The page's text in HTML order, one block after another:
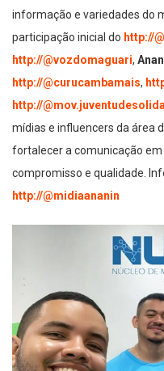
informação e variedades do
participação inicial do http://
http://@vozdomaguari,
http://@curucambamais,
http://
mídias e influencers da área
fortalecer a comunicação
compromisso e qualidade.
http://@midiaananin